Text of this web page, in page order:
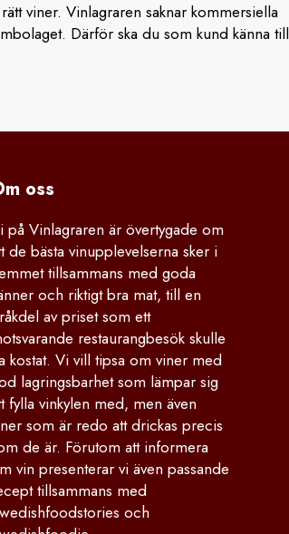
viner. Vinlagraren saknar kommersiella
Därför ska du som kund känna till
oss
på Vinlagraren är övertygade om
de bästa vinupplevelserna sker i
tillsammans med goda
och riktigt bra mat, till en
av priset som ett
restaurangbesök skulle
kostat. Vi vill tipsa om viner med
lagringsbarhet som lämpar sig
fylla vinkylen med, men även
som är redo att drickas precis
de är. Förutom att informera
vin presenterar vi även passande
tillsammans med
och